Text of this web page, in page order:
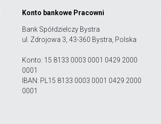
Konto bankowe Pracowni
Bank Spółdzielczy Bystra
ul. Zdrojowa 3, 43-360 Bystra, Polska
Konto: 15 8133 0003 0001 0429 2000
0001
IBAN: PL15 8133 0003 0001 0429 2000
0001